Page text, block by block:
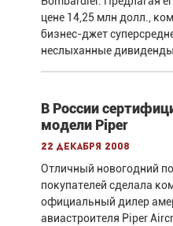
цене 14,25 млн долл.,
бизнес-джет
неслыханные дивиденды.
В России
модели Piper
22 декабря 2008
Отличный новогодний
покупателей сделала
официальный дилер
авиастроителя Piper